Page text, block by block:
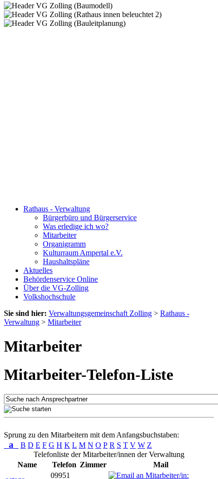
Rathaus - Verwaltung
Bürgerbüro und Bürgerservice
Was erledige ich wo?
Mitarbeiter
Organigramm
Kulturraum Ampertal e.V.
Haushaltspläne
Aktuelles
Behördenservice Online
Über die VG-Zolling
Volkshochschule
Sie sind hier: Verwaltungsgemeinschaft Zolling > Rathaus -
Verwaltung > Mitarbeiter
Mitarbeiter
Mitarbeiter-Telefon-Liste
Sprung zu den Mitarbeitern mit dem Anfangsbuchstaben:
a B D E F G H K L M N O P R S T V W Z
Telefonliste der Mitarbeiter/innen der Verwaltung
Name
Telefon Zimmer
Mail
09951